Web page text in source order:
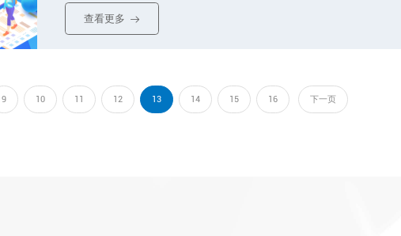
力企业赢得市场先机。
查看更多
9 10 11 12 13 14 15 16 下一页